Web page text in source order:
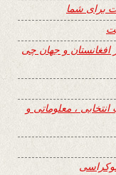
برای شما
افغانستان و جهان چی
، معلوماتی و